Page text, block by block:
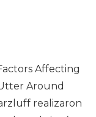
Affecting
Around
realizaron